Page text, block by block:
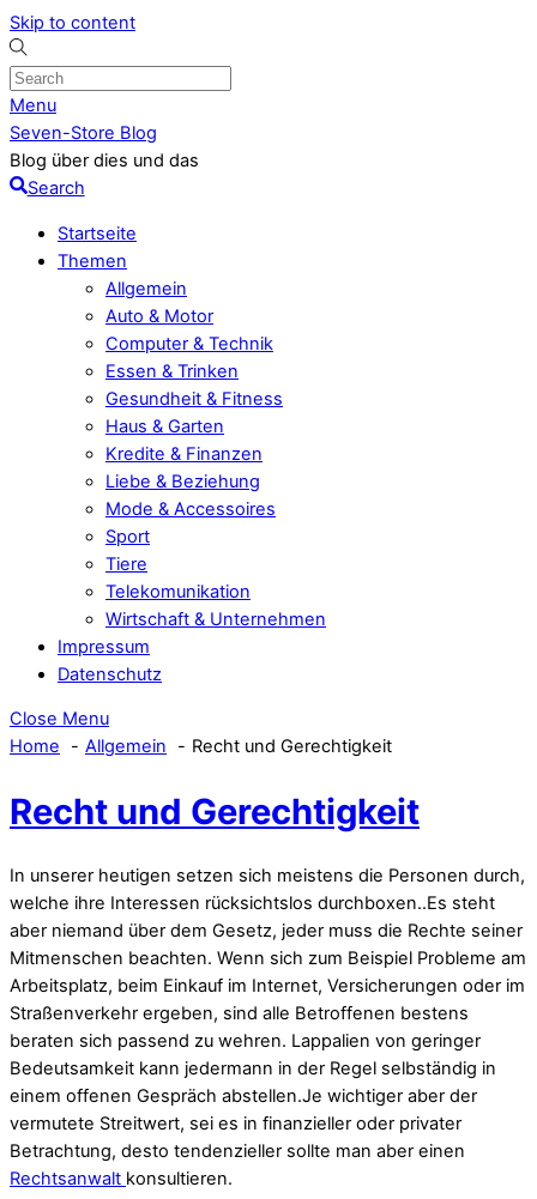
Skip to content
Menu
Seven-Store Blog
Blog über dies und das
Search
Startseite
Themen
Allgemein
Auto & Motor
Computer & Technik
Essen & Trinken
Gesundheit & Fitness
Haus & Garten
Kredite & Finanzen
Liebe & Beziehung
Mode & Accessoires
Sport
Tiere
Telekomunikation
Wirtschaft & Unternehmen
Impressum
Datenschutz
Close Menu
Home
Allgemein Recht und Gerechtigkeit
Recht und Gerechtigkeit
In unserer heutigen setzen sich meistens die Personen durch,
welche ihre Interessen rücksichtslos durchboxen..Es steht
aber niemand über dem Gesetz, jeder muss die Rechte seiner
Mitmenschen beachten. Wenn sich zum Beispiel Probleme am
Arbeitsplatz, beim Einkauf im Internet, Versicherungen oder im
Straßenverkehr ergeben, sind alle Betroffenen bestens
beraten sich passend zu wehren. Lappalien von geringer
Bedeutsamkeit kann jedermann in der Regel selbständig in
einem offenen Gespräch abstellen.Je wichtiger aber der
vermutete Streitwert, sei es in finanzieller oder privater
Betrachtung, desto tendenzieller sollte man aber einen
Rechtsanwalt konsultieren.